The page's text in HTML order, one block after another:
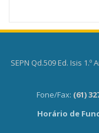
SEPN Qd.509 Ed. Isis
Fone/Fax: (61)
Horário de